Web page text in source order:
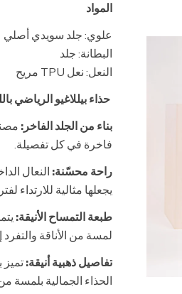
المواد
علوي: جلد سويدي أصلي
البطانة: جلد
النعل: نعل TPU مريح
حذاء بيللاغيو الرياضي
بناء من الجلد الفاخر:
فاخرة في كل تفصيلة.
راحة محسّنة: النعال
يجعلها مثالية
طبعة التمساح الأنيقة:
لمسة من الأناقة
تفاصيل ذهبية أنيقة: تميز
الحذاء الجمالية بلمسة